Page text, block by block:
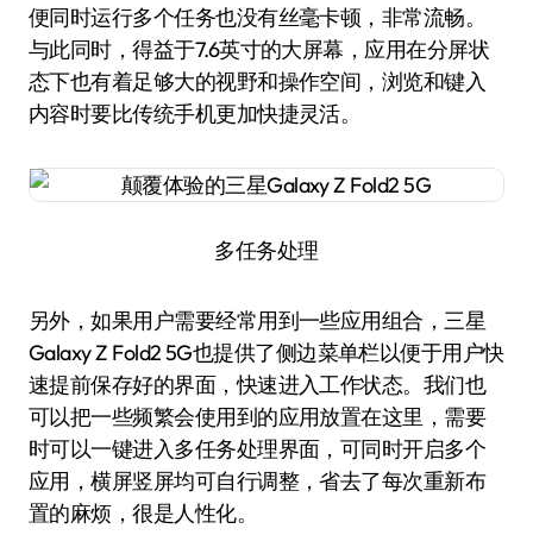
便同时运行多个任务也没有丝毫卡顿，非常流畅。
与此同时，得益于7.6英寸的大屏幕，应用在分屏状
态下也有着足够大的视野和操作空间，浏览和键入
内容时要比传统手机更加快捷灵活。
多任务处理
另外，如果用户需要经常用到一些应用组合，三星
Galaxy Z Fold2 5G也提供了侧边菜单栏以便于用户快
速提前保存好的界面，快速进入工作状态。我们也
可以把一些频繁会使用到的应用放置在这里，需要
时可以一键进入多任务处理界面，可同时开启多个
应用，横屏竖屏均可自行调整，省去了每次重新布
置的麻烦，很是人性化。